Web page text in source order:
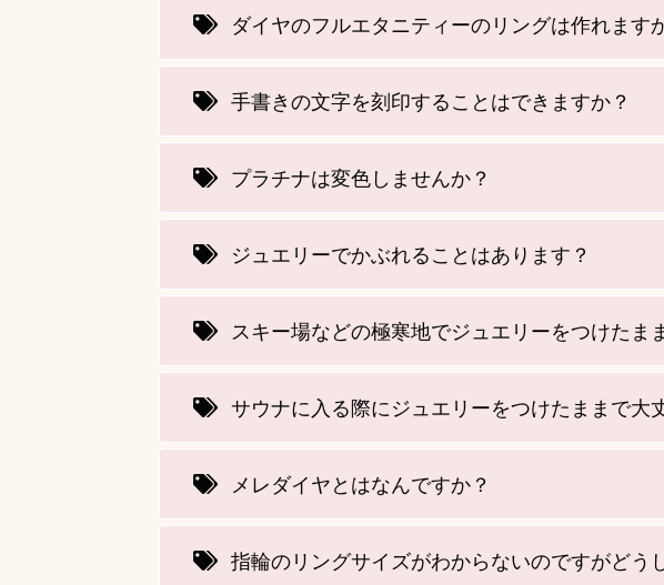
ダイヤのフルエタニティーのリングは作れます
手書きの文字を刻印することはできますか？
プラチナは変色しませんか？
ジュエリーでかぶれることはあります？
スキー場などの極寒地でジュエリーをつけたま
サウナに入る際にジュエリーをつけたままで大
メレダイヤとはなんですか？
指輪のリングサイズがわからないのですがどう